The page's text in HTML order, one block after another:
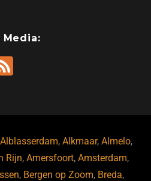
Media:
Alblasserdam,Alkmaar,Almelo,
Rijn,Amersfoort,Amsterdam,
, Bergen op Zoom, Breda,